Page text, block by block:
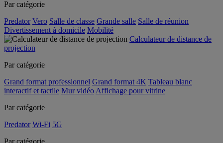
Par catégorie
Predator Vero Salle de classe Grande salle Salle de réunion
Divertissement à domicile Mobilité
Calculateur de distance de
projection
Par catégorie
Grand format professionnel Grand format 4K Tableau blanc
interactif et tactile Mur vidéo Affichage pour vitrine
Par catégorie
Predator Wi-Fi 5G
Par catégorie